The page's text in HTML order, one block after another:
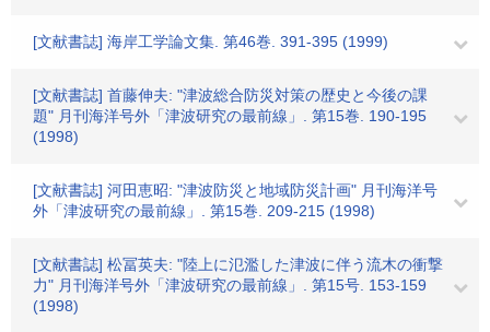
[文献書誌] 海岸工学論文集. 第46巻. 391-395 (1999)
[文献書誌] 首藤伸夫: "津波総合防災対策の歴史と今後の課
題" 月刊海洋号外「津波研究の最前線」. 第15巻. 190-195
(1998)
[文献書誌] 河田恵昭: "津波防災と地域防災計画" 月刊海洋号
外「津波研究の最前線」. 第15巻. 209-215 (1998)
[文献書誌] 松冨英夫: "陸上に氾濫した津波に伴う流木の衝撃
力" 月刊海洋号外「津波研究の最前線」. 第15号. 153-159
(1998)